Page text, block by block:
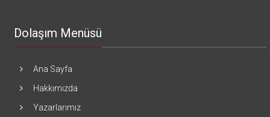
Dolaşım Menüsü
Ana Sayfa
Hakkımızda
Yazarlarımız